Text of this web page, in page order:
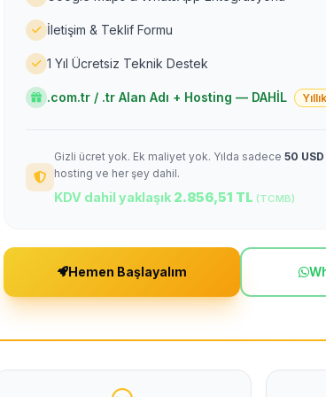
İletişim & Teklif Formu
1 Yıl Ücretsiz Teknik Destek
.com.tr / .tr Alan Adı + Hosting — DAHİL Yıllık
Gizli ücret yok. Ek maliyet yok. Yılda sadece 50
hosting ve her şey dahil.
KDV dahil yaklaşık 2.856,51 TL (TCMB)
Hemen Başlayalım